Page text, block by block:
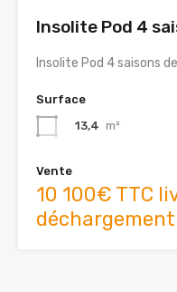
Insolite Pod 4
Insolite Pod 4 saisons
Surface
13,4 m²
Vente
10 100€ TTC
déchargement